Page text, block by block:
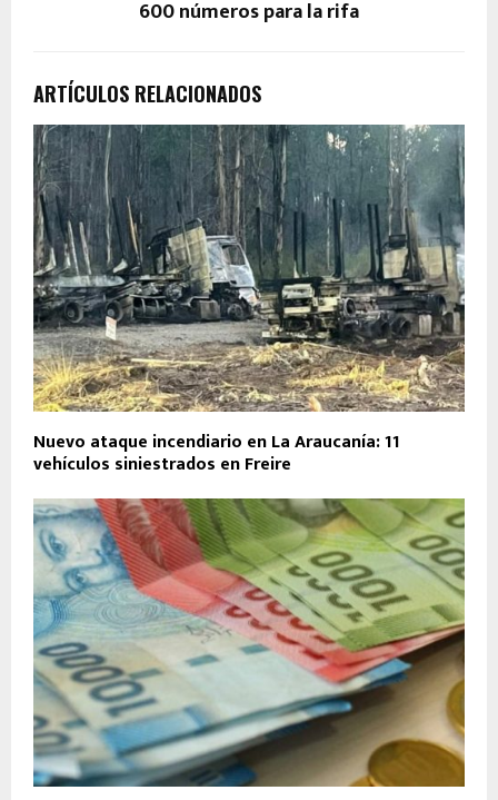
600 números para la rifa
ARTÍCULOS RELACIONADOS
Nuevo ataque incendiario en La Araucanía: 11
vehículos siniestrados en Freire